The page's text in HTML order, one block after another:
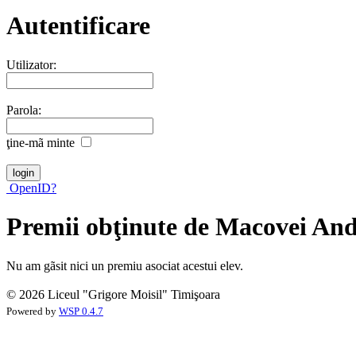
Autentificare
Utilizator:
Parola:
ţine-mã minte
OpenID?
Premii obţinute de Macovei
Nu am gãsit nici un premiu asociat acestui elev.
© 2026 Liceul "Grigore Moisil" Timişoara
Powered by WSP 0.4.7